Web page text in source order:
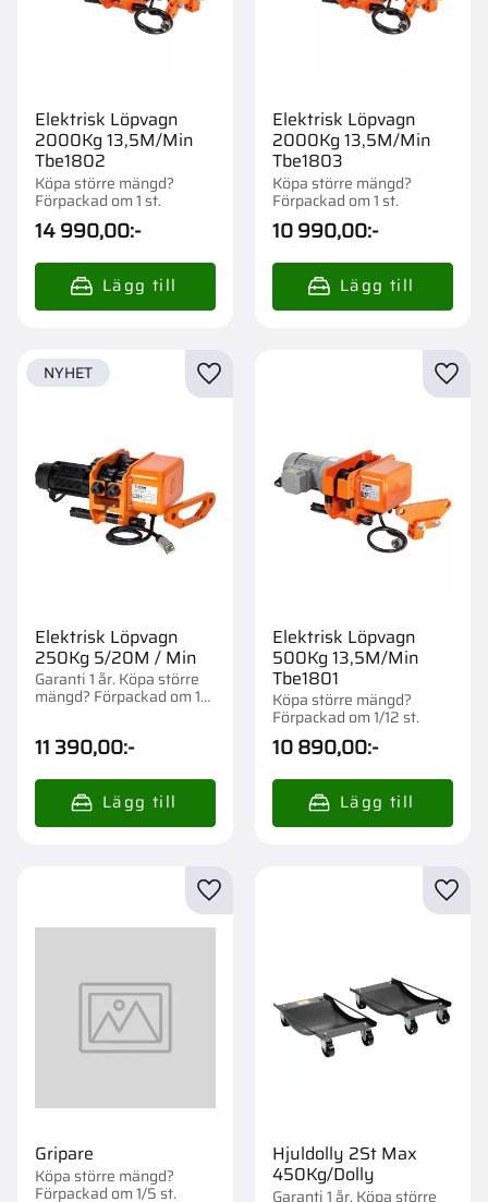
Elektrisk Löpvagn
2000Kg 13,5M/Min
Tbe1802
Köpa större mängd?
Förpackad om 1 st.
14 990,00:-
Elektrisk Löpvagn
2000Kg 13,5M/Min
Tbe1803
Köpa större mängd?
Förpackad om 1 st.
10 990,00:-
Elektrisk Löpvagn
250Kg 5/20M / Min
Garanti 1 år. Köpa större
mängd? Förpackad om 1
11 390,00:-
NYHET Lägg till i favoriter
Elektrisk Löpvagn
500Kg 13,5M/Min
Tbe1801
Köpa större mängd?
Förpackad om 1/12 st.
10 890,00:-
Gripare
Köpa större mängd?
Förpackad om 1/5 st.
Lägg till i favoriter
Hjuldolly 2St Max
450Kg/Dolly
Garanti 1 år. Köpa större